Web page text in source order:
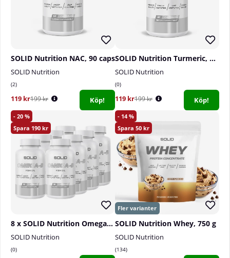
SOLID Nutrition NAC, 90 caps
SOLID Nutrition
2
119 kr199 kr Köp!
SOLID Nutrition Turmeric, 60 caps
SOLID Nutrition
0
119 kr199 kr Köp!
20
190
8 x SOLID Nutrition Omega-3, 90 caps
SOLID Nutrition
0
14
50
SOLID Nutrition Whey, 750 g
SOLID Nutrition
134